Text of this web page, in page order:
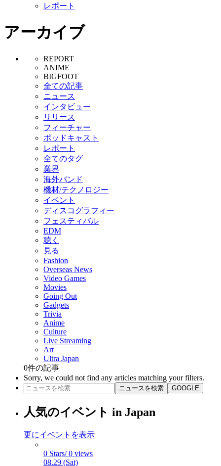
レポート
アーカイブ
REPORT
ANIME
BIGFOOT
全ての記事
ニュース
インタビュー
リリース
フィーチャー
ポッドキャスト
レポート
全てのタグ
業界
海外バンド
機材/テクノロジー
イベント
ディスコグラフィー
フェスティバル
EDM
聴く
見る
Fashion
Overseas News
Video Games
Movies
Going Out
Gadgets
Trivia
Anime
Culture
Live Streaming
Art
Ultra Japan
0件の記事
Sorry, we could not find any articles matching your filters.
ニュースを検索 GOOGLE
人気のイベント in Japan
更にイベントを表示
0 Stars/ 0 views
08.29 (Sat)